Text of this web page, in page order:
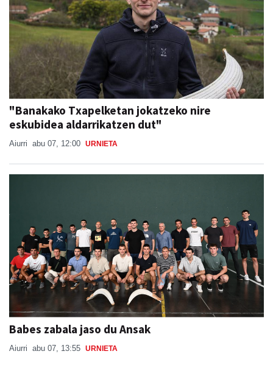
"Banakako Txapelketan jokatzeko nire
eskubidea aldarrikatzen dut"
Aiurri abu 07, 12:00 URNIETA
Babes zabala jaso du Ansak
Aiurri abu 07, 13:55 URNIETA